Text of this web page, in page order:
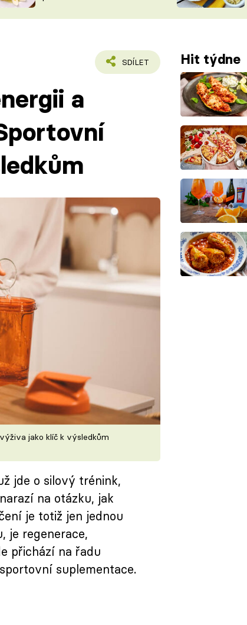
ŠÉFREDAKTORKY
ČASOPIS
SDÍLET Hit týdne
a
jako klíč k výsledkům
jde o silový trénink,
na otázku, jak
je totiž jen jednou
je regenerace,
přichází na řadu
suplementace.